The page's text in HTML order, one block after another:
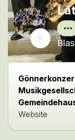
Website